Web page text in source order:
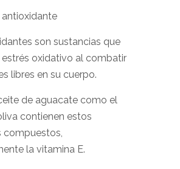
son sustancias que
estrés oxidativo al combatir
libres en su cuerpo.
de aguacate como el
contienen estos
compuestos,
la vitamina E.